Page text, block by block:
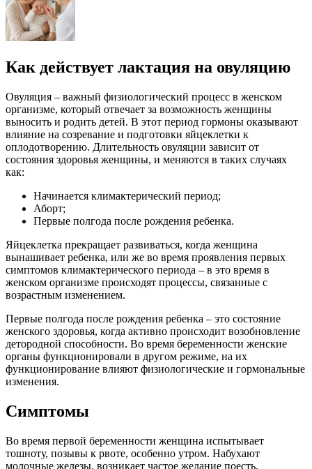
Как действует лактация на овуляцию
Овуляция – важный физиологический процесс в женском
организме, который отвечает за возможность женщины
выносить и родить детей. В этот период гормоны оказывают
влияние на созревание и подготовки яйцеклетки к
оплодотворению. Длительность овуляции зависит от
состояния здоровья женщины, и меняются в таких случаях
как:
Начинается климактерический период;
Аборт;
Первые полгода после рождения ребенка.
Яйцеклетка прекращает развиваться, когда женщина
вынашивает ребенка, или же во время проявления первых
симптомов климактерического периода – в это время в
женском организме происходят процессы, связанные с
возрастным изменением.
Первые полгода после рождения ребенка – это состояние
женского здоровья, когда активно происходит возобновление
детородной способности. Во время беременности женские
органы функционировали в другом режиме, на их
функционирование влияют физиологические и гормональные
изменения.
Симптомы
Во время первой беременности женщина испытывает
тошноту, позывы к рвоте, особенно утром. Набухают
молочные железы, возникает частое желание поесть,